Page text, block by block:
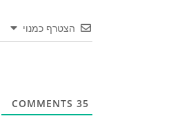
הצטרף כמנוי
35